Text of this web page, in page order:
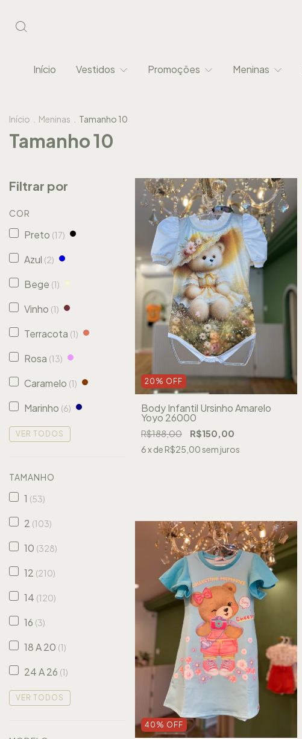
Início Vestidos Promoções Meninas
Início Meninas Tamanho 10
Tamanho 10
Filtrar por
COR
Preto (17)
Azul (2)
Bege (1)
Vinho (1)
Terracota (1)
Rosa (13)
Caramelo (1)
Marinho (6)
VER TODOS
TAMANHO
1 (53)
2 (103)
10 (328)
12 (210)
14 (120)
16 (3)
18 A 20 (1)
24 A 26 (1)
VER TODOS
20 % OFF
Body Infantil Ursinho Amarelo
Yoyo 26000
R$188,00 R$150,00
6x de R$25,00sem juros
40 % OFF